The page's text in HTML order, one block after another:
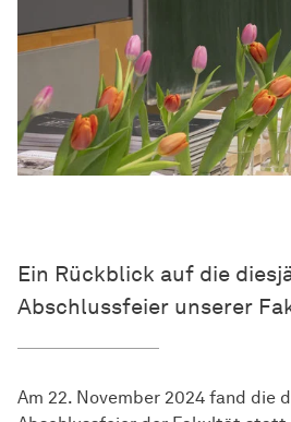
Ein Rückblick auf die
Abschlussfeier unserer
Am 22. November 2024 fand die